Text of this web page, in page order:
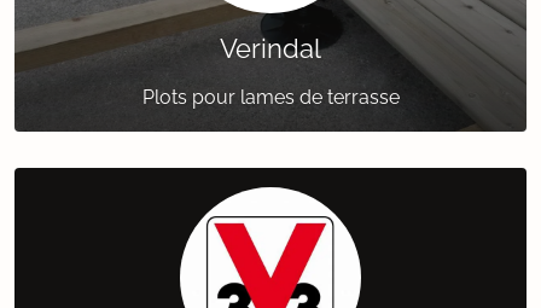
Verindal
Plots pour lames de terrasse